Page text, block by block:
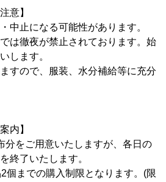
意】
中止になる可能性があります。
は徹夜が禁止されております。始
します。
すので、服装、水分補給等に充分
内】
をご用意いたしますが、各日の
終了いたします。
個までの購入制限となります。(限